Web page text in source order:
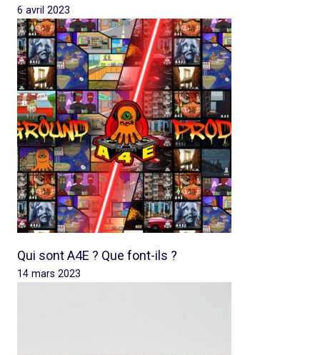
6 avril 2023
Qui sont A4E ? Que font-ils ?
14 mars 2023